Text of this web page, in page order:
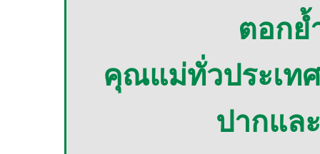
ตอก
คุณแม่ทั่วประเท
ปากแล